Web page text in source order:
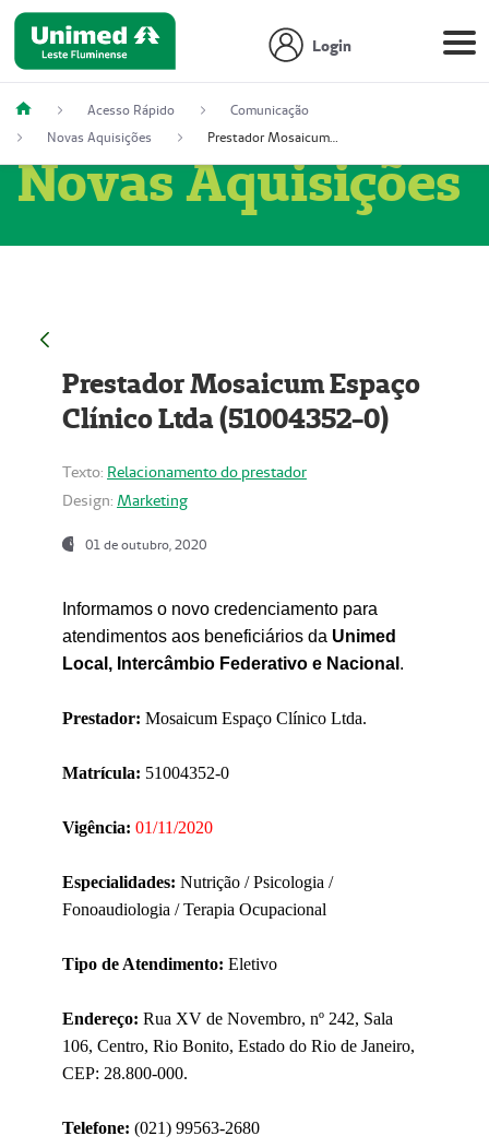
Login
Acesso Rápido
Comunicação
Novas Aquisições
Prestador Mosaicum Espaço Clínico Ltda (51004352-0)
Novas Aquisições
Prestador Mosaicum Espaço
Clínico Ltda (51004352-0)
Texto: Relacionamento do prestador
Design: Marketing
01 de outubro, 2020
Informamos o novo credenciamento para
atendimentos aos beneficiários da Unimed
Local, Intercâmbio Federativo e Nacional .
Prestador: Mosaicum Espaço Clínico Ltda.
Matrícula: 51004352-0
Vigência: 01/11/2020
Especialidades: Nutrição / Psicologia /
Fonoaudiologia / Terapia Ocupacional
Tipo de Atendimento: Eletivo
Endereço: Rua XV de Novembro, nº 242, Sala
106, Centro, Rio Bonito, Estado do Rio de Janeiro,
CEP: 28.800-000.
Telefone: (021) 99563-2680